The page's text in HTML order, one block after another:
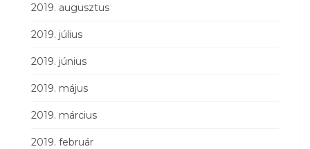
2019. augusztus
2019. július
2019. június
2019. május
2019. március
2019. február